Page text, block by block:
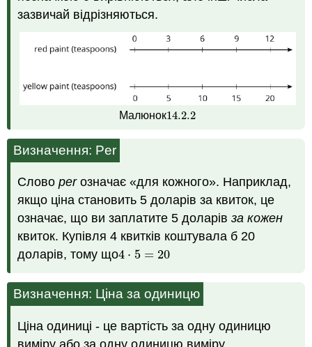
зазвичай відрізняються.
Малюнок14.2.2
14.2.2
Визначення: Per
Словоperозначає «для кожного». Наприклад,
якщо ціна становить 5 доларів за квиток, це
означає, що ви заплатите 5 доларівза кожен
квиток. Купівля 4 квитків коштувала б 20
доларів, тому що4 ⋅ 5 = 20
4 ⋅5= 20
Визначення: Ціна за одиницю
Ціна одиниці - це вартість за одну одиницю
виміру або за одну одиницю виміру.